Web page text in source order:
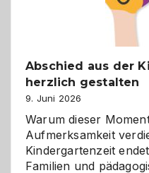
Abschied aus der
herzlich gestalten
9. Juni 2026
Warum dieser
Aufmerksamkeit
Kindergartenzeit
Familien und